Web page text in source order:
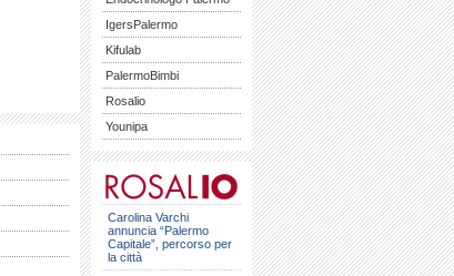
IgersPalermo
Kifulab
PalermoBimbi
Rosalio
Younipa
Carolina Varchi
annuncia “Palermo
Capitale”, percorso per
la città